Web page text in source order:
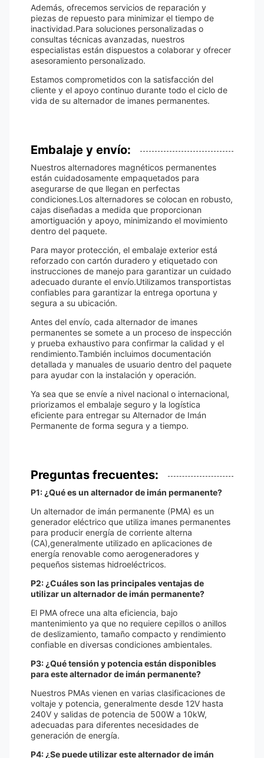
Además, ofrecemos servicios de reparación y
piezas de repuesto para minimizar el tiempo de
inactividad.Para soluciones personalizadas o
consultas técnicas avanzadas, nuestros
especialistas están dispuestos a colaborar y ofrecer
asesoramiento personalizado.
Estamos comprometidos con la satisfacción del
cliente y el apoyo continuo durante todo el ciclo de
vida de su alternador de imanes permanentes.
Embalaje y envío:
Nuestros alternadores magnéticos permanentes
están cuidadosamente empaquetados para
asegurarse de que llegan en perfectas
condiciones.Los alternadores se colocan en robusto,
cajas diseñadas a medida que proporcionan
amortiguación y apoyo, minimizando el movimiento
dentro del paquete.
Para mayor protección, el embalaje exterior está
reforzado con cartón duradero y etiquetado con
instrucciones de manejo para garantizar un cuidado
adecuado durante el envío.Utilizamos transportistas
confiables para garantizar la entrega oportuna y
segura a su ubicación.
Antes del envío, cada alternador de imanes
permanentes se somete a un proceso de inspección
y prueba exhaustivo para confirmar la calidad y el
rendimiento.También incluimos documentación
detallada y manuales de usuario dentro del paquete
para ayudar con la instalación y operación.
Ya sea que se envíe a nivel nacional o internacional,
priorizamos el embalaje seguro y la logística
eficiente para entregar su Alternador de Imán
Permanente de forma segura y a tiempo.
Preguntas frecuentes:
P1: ¿Qué es un alternador de imán permanente?
Un alternador de imán permanente (PMA) es un
generador eléctrico que utiliza imanes permanentes
para producir energía de corriente alterna
(CA),generalmente utilizado en aplicaciones de
energía renovable como aerogeneradores y
pequeños sistemas hidroeléctricos.
P2: ¿Cuáles son las principales ventajas de
utilizar un alternador de imán permanente?
El PMA ofrece una alta eficiencia, bajo
mantenimiento ya que no requiere cepillos o anillos
de deslizamiento, tamaño compacto y rendimiento
confiable en diversas condiciones ambientales.
P3: ¿Qué tensión y potencia están disponibles
para este alternador de imán permanente?
Nuestros PMAs vienen en varias clasificaciones de
voltaje y potencia, generalmente desde 12V hasta
240V y salidas de potencia de 500W a 10kW,
adecuadas para diferentes necesidades de
generación de energía.
P4: ¿Se puede utilizar este alternador de imán